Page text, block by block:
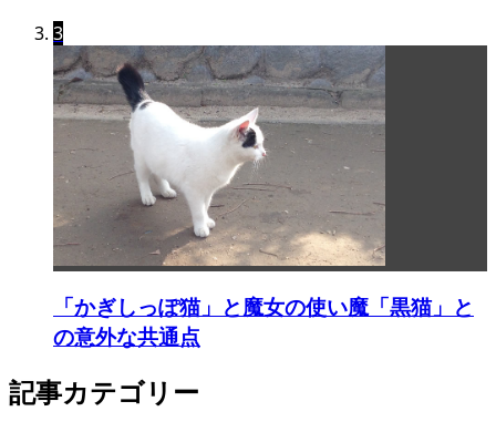
3
「かぎしっぽ猫」と魔女の使い魔「黒猫」と
の意外な共通点
記事カテゴリー